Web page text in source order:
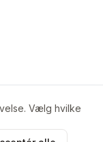
Vælg hvilke